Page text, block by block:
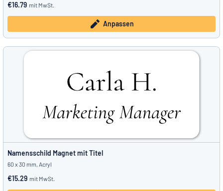
€16.79 mit MwSt.
Anpassen
Namensschild Magnet mit Titel
60 x 30 mm, Acryl
€15.29 mit MwSt.